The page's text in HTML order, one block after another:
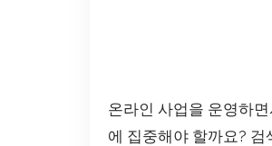
온라인 사업을 운영하
에 집중해야 할까요?